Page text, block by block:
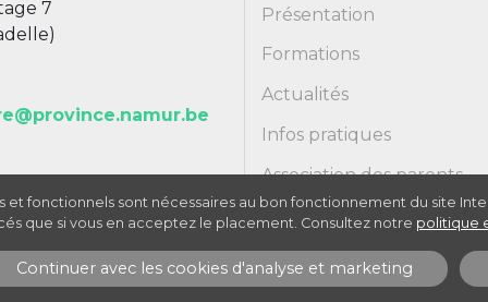
7
Présentation
Formations
Actualités
Infos pratiques
Association des parents
Inscriptions 2026 / 2027
fonctionnels sont nécessaires au bon fonctionnement du site
que si vous en acceptez le placement. Consultez notre politique
Continuer avec les cookies d'analyse et marketing